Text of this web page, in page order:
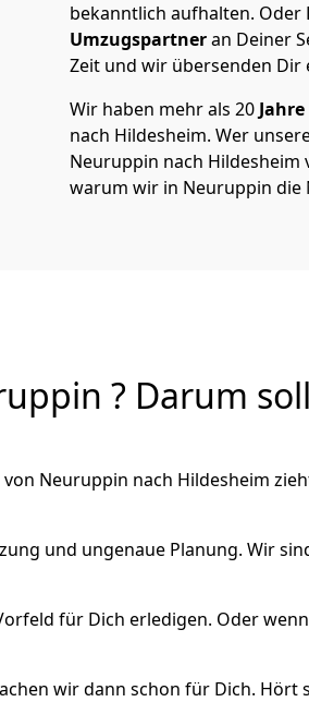
bekanntlich aufhalten. Oder
Umzugspartneran Deiner
Zeit und wir übersenden Dir
Wir haben mehr als 20
nach Hildesheim. Wer
Neuruppin nach Hildesheim
warum wir in Neuruppin die
? Darum
Neuruppin nach Hildesheim
und ungenaue Planung. Wir
für Dich erledigen. Oder
wir dann schon für Dich. Hört